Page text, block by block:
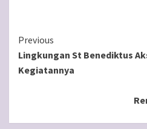
Continue
Reading
Previous
Lingkungan St Benediktus
Kegiatannya